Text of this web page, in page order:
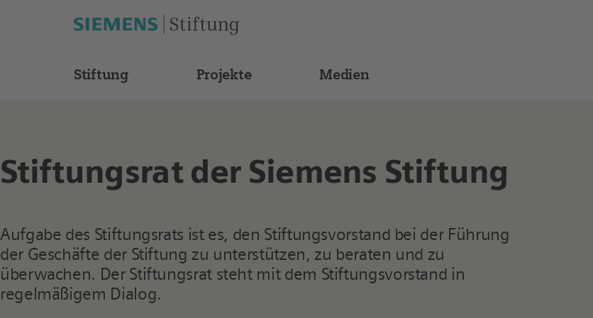
Stiftung Projekte Medien
Stiftungsrat der Siemens Stiftung
Aufgabe des Stiftungsrats ist es, den Stiftungsvorstand bei der Führung
der Geschäfte der Stiftung zu unterstützen, zu beraten und zu
überwachen. Der Stiftungsrat steht mit dem Stiftungsvorstand in
regelmäßigem Dialog.